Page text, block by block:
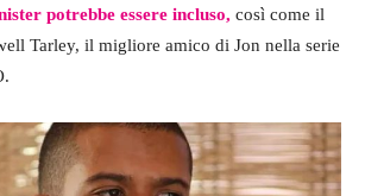
potrebbe essere incluso, così come il
Tarley, il migliore amico di Jon nella serie